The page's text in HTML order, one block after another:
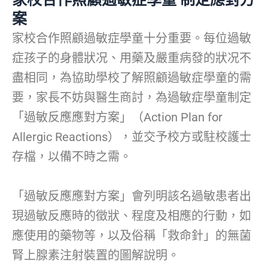
案
家校合作照顧過敏症學童十分重要。每位過敏
症孩子的身體狀况、用藥及嚴重病發的狀况不
盡相同，為協助學校了解照顧過敏症學童的需
要，家長不妨與醫生商討，為過敏症學童制定
「過敏反應應對方案」（Action Plan for
Allergic Reactions），並交予校方或駐校護士
存檔，以備不時之需。
「過敏反應應對方案」會列明該名過敏患者出
現過敏反應時的徵狀、程度及相應的行動，如
應使用的藥物等，以及俗稱「救命針」的無菌
腎上腺素注射裝置的圖解說明。